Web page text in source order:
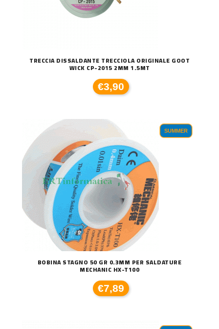
TRECCIA DISSALDANTE TRECCIOLA ORIGINALE GOOT
WICK CP-2015 2MM 1.5MT
€3,90
SUMMER
BOBINA STAGNO 50 GR 0.3MM PER SALDATURE
MECHANIC HX-T100
€7,89